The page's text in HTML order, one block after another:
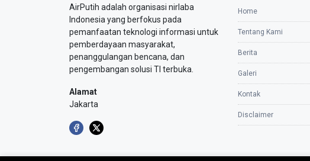
AirPutih adalah organisasi nirlaba
Indonesia yang berfokus pada
pemanfaatan teknologi informasi untuk
pemberdayaan masyarakat,
penanggulangan bencana, dan
pengembangan solusi TI terbuka.
Alamat
Jakarta
Home
Tentang Kami
Berita
Galeri
Kontak
Disclaimer